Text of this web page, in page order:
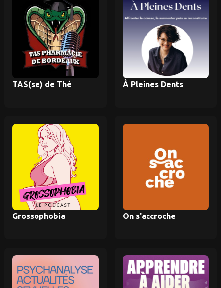
TAS(se) de Thé À Pleines Dents
Grossophobia On s'accroche